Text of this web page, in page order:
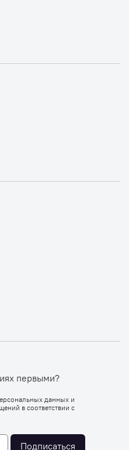
первыми?
данных и
в соответствии с
Подписаться